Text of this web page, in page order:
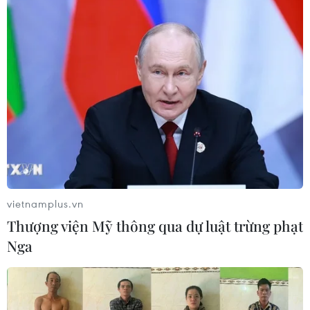
Quân đội Hàn Quốc thông báo Triều
Tiên phóng vật thể chưa xác định
06/08/2026 08:31
Dấu mốc quan trọng trong quan hệ
Việt Nam-Australia
06/08/2026 08:29
Hàn Quốc tăng cường giải pháp
ngăn chặn đánh bạc trực tuyến trong
quân đội
06/08/2026 04:52
vietnamplus.vn
Thượng viện Mỹ thông qua dự luật trừng phạt
Nga